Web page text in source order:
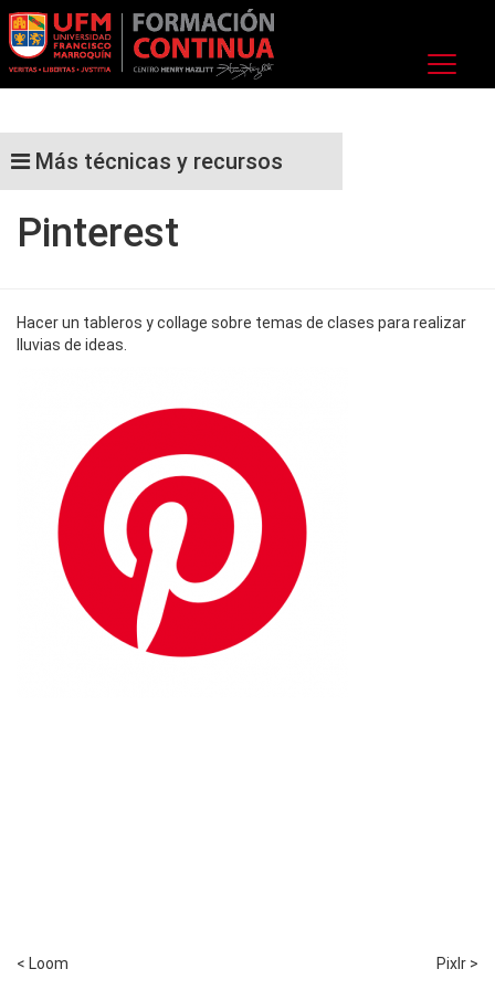
Más técnicas y recursos
Pinterest
Hacer un tableros y collage sobre temas de clases para realizar
lluvias de ideas.
< Loom Pixlr >